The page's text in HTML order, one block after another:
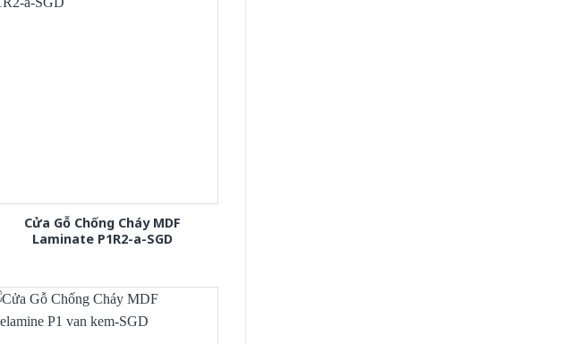
Cửa Gỗ Chống Cháy MDF
Laminate P1R2-a-SGD